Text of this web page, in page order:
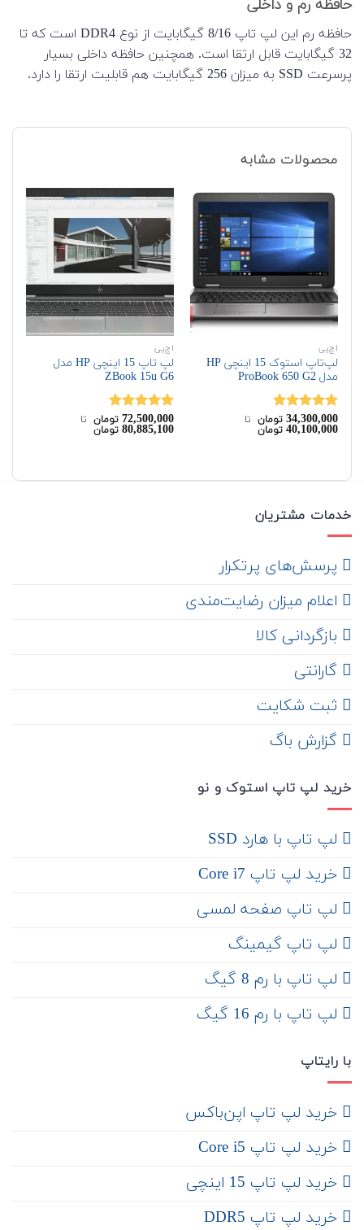
حافظه رم و داخلی
حافظه رم این لپ تاپ 8/16 گیگابایت از نوع DDR4 است که تا
32 گیگابایت قابل ارتقا است. همچنین حافظه داخلی بسیار
پرسرعت SSD به میزان 256 گیگابایت هم قابلیت ارتقا را دارد.
محصولات مشابه
اچ‌پی
لپ‌تاپ استوک 15 اینچی HP
مدل ProBook 650 G2
نمره5.00
از 5
34,300,000 تومان‌ تا ‌
40,100,000 تومان
اچ‌پی
لپ تاپ 15 اینچی HP مدل
ZBook 15u G6
نمره5.00
از 5
72,500,000 تومان‌ تا ‌
80,885,100 تومان
خدمات مشتریان
‌ پرسش‌های پرتکرار
اعلام میزان رضایت‌مندی
‌ بازگردانی کالا
گارانتی
ثبت شکایت
‌ گزارش باگ
خرید لپ تاپ استوک و نو
لپ تاپ با هارد SSD
خرید لپ تاپ Core i7
لپ تاپ صفحه لمسی
لپ تاپ گیمینگ
لپ تاپ با رم 8 گیگ
لپ تاپ با رم 16 گیگ
با رایتاپ
‌ خرید لپ تاپ اپن‌باکس
خرید لپ تاپ Core i5
‌‌ خرید لپ تاپ 15 اینچی
خرید لپ تاپ DDR5